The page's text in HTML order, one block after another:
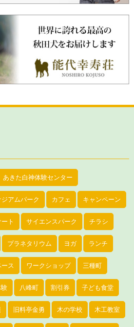
あきた白神体験センター
ジアムパーク カフェ キャンペーン
ト サイエンスパーク チラシ
プラネタリウム ヨガ ランチ
ス ワークショップ 三種町
八峰町 割引券 子ども食堂
旧料亭金勇 木の学校 木工教室